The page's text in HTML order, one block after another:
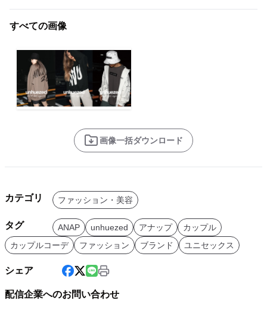
すべての画像
画像一括ダウンロード
カテゴリ ファッション・美容
タグ ANAP unhuezed アナップ
カップル
カップルコーデ
ファッション ブランド ユニセックス
シェア
配信企業へのお問い合わせ